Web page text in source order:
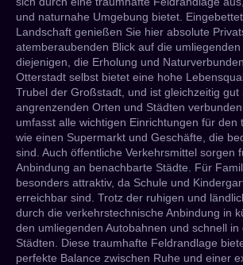
und naturnahe Umgebung bietet.
Landschaft genießen Sie hier absolute
atemberaubenden Blick auf die
diejenigen, die Erholung und
Otterstadt selbst bietet eine hohe
Trubel der Großstadt, und ist gleichzeitig gut
angrenzenden Orten und Städten
umfasst alle wichtigen Einrichtungen für den
wie einen Supermarkt und Geschäfte, die
sind. Auch öffentliche Verkehrsmittel sorgen
Anbindung an benachbarte Städte. Für
besonders attraktiv, da Schule und
erreichbar sind. Trotz der ruhigen und
durch die verkehrstechnische Anbindung in
den umliegenden Autobahnen und schnell
Städten. Diese traumhafte Feldrandlage
perfekte Balance zwischen Ruhe und einer